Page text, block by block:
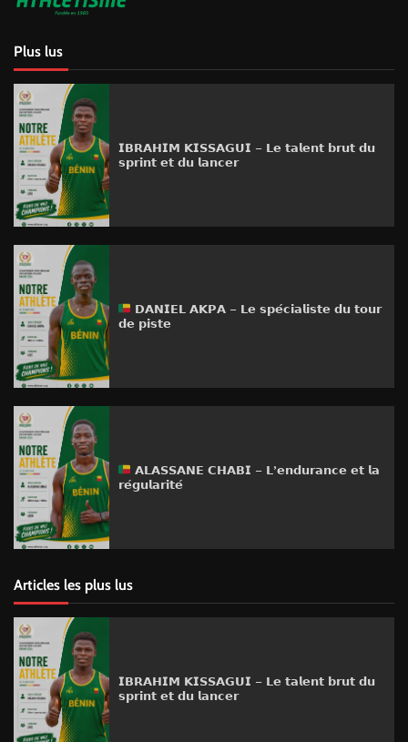
Plus lus
𝗜𝗕𝗥𝗔𝗛𝗜𝗠 𝗞𝗜𝗦𝗦𝗔𝗚𝗨𝗜 – 𝗟𝗲 𝘁𝗮𝗹𝗲𝗻𝘁 𝗯𝗿𝘂𝘁 𝗱𝘂
𝘀𝗽𝗿𝗶𝗻𝘁 𝗲𝘁 𝗱𝘂 𝗹𝗮𝗻𝗰𝗲𝗿
𝗗𝗔𝗡𝗜𝗘𝗟 𝗔𝗞𝗣𝗔 – 𝗟𝗲 𝘀𝗽𝗲́𝗰𝗶𝗮𝗹𝗶𝘀𝘁𝗲 𝗱𝘂 𝘁𝗼𝘂𝗿
𝗱𝗲 𝗽𝗶𝘀𝘁𝗲
𝗔𝗟𝗔𝗦𝗦𝗔𝗡𝗘 𝗖𝗛𝗔𝗕𝗜 – 𝗟’𝗲𝗻𝗱𝘂𝗿𝗮𝗻𝗰𝗲 𝗲𝘁 𝗹𝗮
𝗿𝗲́𝗴𝘂𝗹𝗮𝗿𝗶𝘁𝗲́
Articles les plus lus
𝗜𝗕𝗥𝗔𝗛𝗜𝗠 𝗞𝗜𝗦𝗦𝗔𝗚𝗨𝗜 – 𝗟𝗲 𝘁𝗮𝗹𝗲𝗻𝘁 𝗯𝗿𝘂𝘁 𝗱𝘂
𝘀𝗽𝗿𝗶𝗻𝘁 𝗲𝘁 𝗱𝘂 𝗹𝗮𝗻𝗰𝗲𝗿